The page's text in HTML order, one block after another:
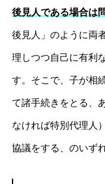
後見人である場合は
後見人」のように両
理しつつ自己に有利
す。そこで、子が相
て諸手続きをとる、
なければ特別代理人
協議をする、のいず